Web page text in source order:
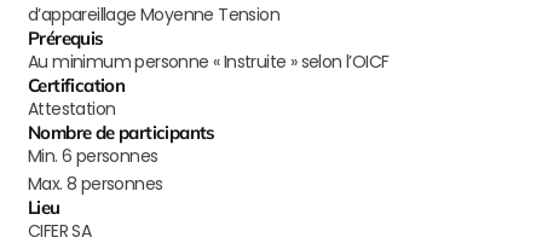
d’appareillage Moyenne Tension
Prérequis
Au minimum personne « Instruite » selon l’OICF
Certification
Attestation
Nombre de participants
Min. 6 personnes
Max. 8 personnes
Lieu
CIFER SA